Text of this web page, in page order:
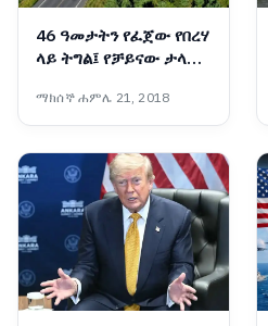
46 ዓመታትን የፈጀው የበረሃ
ላይ ትግል፤ የቻይናው ታላቁ
ስኬት
ማክሰኞ ሐምሌ 21, 2018